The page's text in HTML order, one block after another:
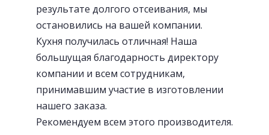
результате долгого отсеивания, мы
остановились на вашей компании.
Кухня получилась отличная! Наша
большущая благодарность директору
компании и всем сотрудникам,
принимавшим участие в изготовлении
нашего заказа.
Рекомендуем всем этого производителя.